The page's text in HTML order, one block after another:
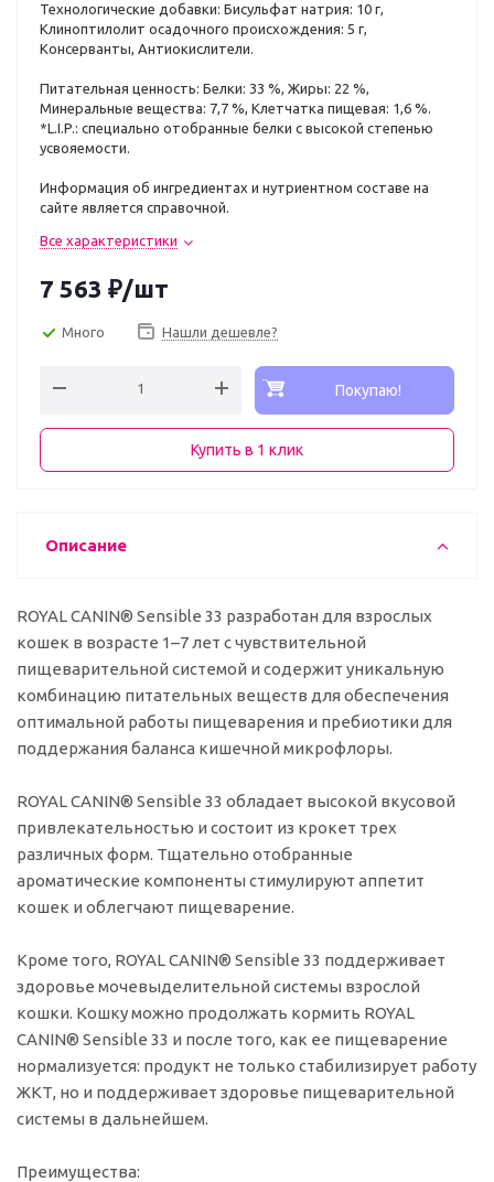
Технологические добавки: Бисульфат натрия: 10 г,
Клиноптилолит осадочного происхождения: 5 г,
Консерванты, Антиокислители.
Питательная ценность: Белки: 33 %, Жиры: 22 %,
Минеральные вещества: 7,7 %, Клетчатка пищевая: 1,6 %.
*L.I.P.: специально отобранные белки с высокой степенью
усвояемости.
Информация об ингредиентах и нутриентном составе на
сайте является справочной.
Все характеристики
7 563 ₽/шт
Много Нашли дешевле?
Покупаю!
Купить в 1 клик
Описание
ROYAL CANIN® Sensible 33 разработан для взрослых
кошек в возрасте 1–7 лет с чувствительной
пищеварительной системой и содержит уникальную
комбинацию питательных веществ для обеспечения
оптимальной работы пищеварения и пребиотики для
поддержания баланса кишечной микрофлоры.
ROYAL CANIN® Sensible 33 обладает высокой вкусовой
привлекательностью и состоит из крокет трех
различных форм. Тщательно отобранные
ароматические компоненты стимулируют аппетит
кошек и облегчают пищеварение.
Кроме того, ROYAL CANIN® Sensible 33 поддерживает
здоровье мочевыделительной системы взрослой
кошки. Кошку можно продолжать кормить ROYAL
CANIN® Sensible 33 и после того, как ее пищеварение
нормализуется: продукт не только стабилизирует работу
ЖКТ, но и поддерживает здоровье пищеварительной
системы в дальнейшем.
Преимущества: